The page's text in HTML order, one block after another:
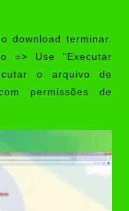
download terminar.
=> Use “Executar
o arquivo de
permissões de